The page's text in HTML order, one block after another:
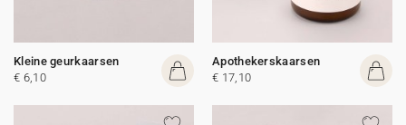
Kleine geurkaarsen
€ 6,10
Apothekerskaarsen
€ 17,10